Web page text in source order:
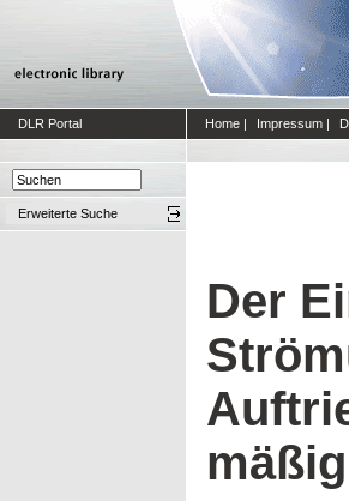
DLR Portal Home | Impressum |
Erweiterte Suche
Der